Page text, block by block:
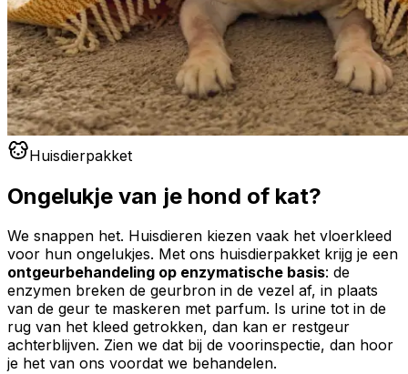
Huisdierpakket
Ongelukje van je hond of kat?
We snappen het. Huisdieren kiezen vaak het vloerkleed
voor hun ongelukjes. Met ons huisdierpakket krijg je een
ontgeurbehandeling op enzymatische basis: de
enzymen breken de geurbron in de vezel af, in plaats
van de geur te maskeren met parfum. Is urine tot in de
rug van het kleed getrokken, dan kan er restgeur
achterblijven. Zien we dat bij de voorinspectie, dan hoor
je het van ons voordat we behandelen.